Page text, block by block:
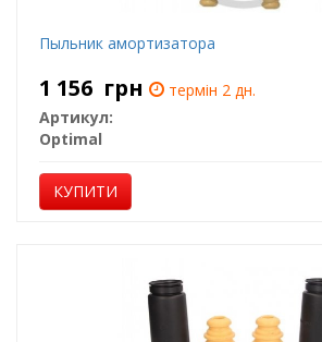
Пыльник амортизатора
1 156 грн
термін 2 дн.
Артикул:
Optimal
КУПИТИ